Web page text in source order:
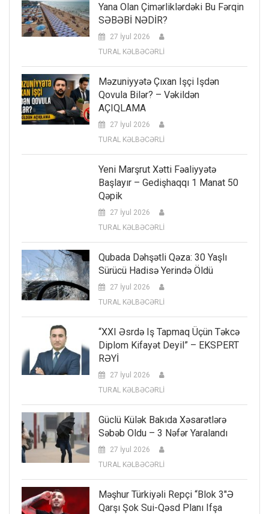
Yana Olan Çimərliklərdəki Bu Fərqin
SƏBƏBİ NƏDİR?
27 İyul 2026
TURAL KƏLBƏCƏRLİ
Məzuniyyətə Çıxan Işçi Işdən
Qovula Bilər? – Vəkildən
AÇIQLAMA
27 İyul 2026
TURAL KƏLBƏCƏRLİ
Yeni Marşrut Xətti Fəaliyyətə
Başlayır – Gedişhaqqı 1 Manat 50
Qəpik
27 İyul 2026
TURAL KƏLBƏCƏRLİ
Qubada Dəhşətli Qəza: 30 Yaşlı
Sürücü Hadisə Yerində Öldü
27 İyul 2026
TURAL KƏLBƏCƏRLİ
“XXI Əsrdə Iş Tapmaq Üçün Təkcə
Diplom Kifayət Deyil” – EKSPERT
RƏYİ
27 İyul 2026
TURAL KƏLBƏCƏRLİ
Güclü Külək Bakıda Xəsarətlərə
Səbəb Oldu – 3 Nəfər Yaralandı
27 İyul 2026
TURAL KƏLBƏCƏRLİ
Məşhur Türkiyəli Repçi “Blok 3″ə
Qarşı Şok Sui-Qəsd Planı Ifşa